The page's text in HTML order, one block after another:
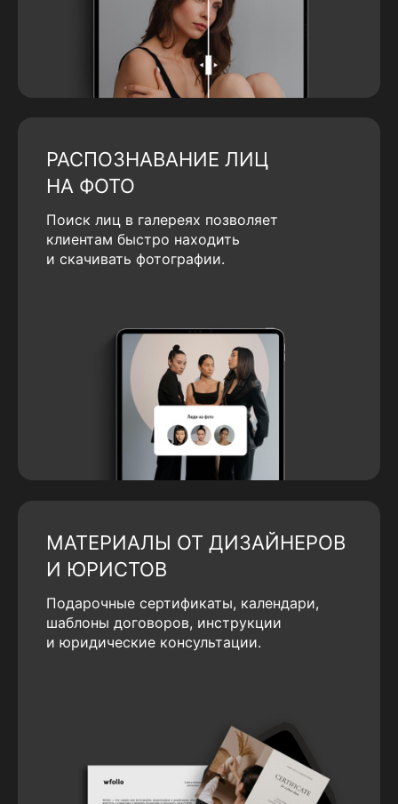
РАСПОЗНАВАНИЕ ЛИЦ
НА ФОТО
Поиск лиц в галереях позволяет
клиентам быстро находить
и скачивать фотографии.
МАТЕРИАЛЫ ОТ ДИЗАЙНЕРОВ
И ЮРИСТОВ
Подарочные сертификаты, календари,
шаблоны договоров, инструкции
и юридические консультации.